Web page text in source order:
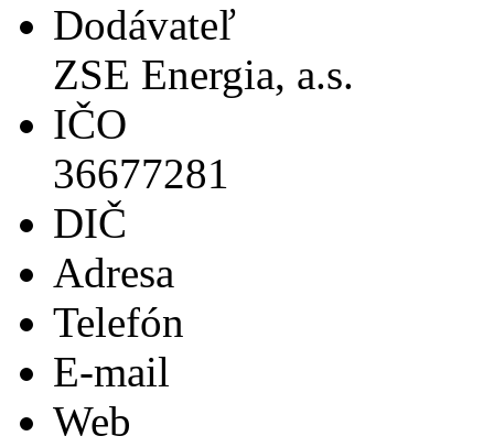
Dodávateľ
ZSE Energia, a.s.
IČO
36677281
DIČ
Adresa
Telefón
E-mail
Web